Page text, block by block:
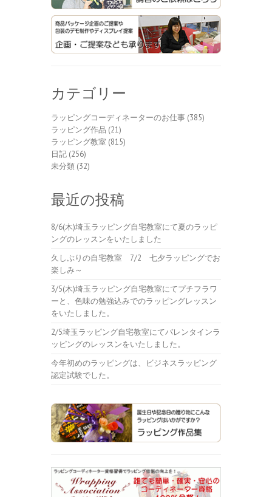
カテゴリー
ラッピングコーディネーターのお仕事 (385)
ラッピング作品 (21)
ラッピング教室 (815)
日記 (256)
未分類 (32)
最近の投稿
8/6(木)埼玉ラッピング自宅教室にて夏のラッピ
ングのレッスンをいたしました
久しぶりの自宅教室 7/2 七夕ラッピングでお
楽しみ～
3/5(木)埼玉ラッピング自宅教室にてプチフラワ
ーと、色味の勉強込みでのラッピングレッスン
をいたしました。
2/5埼玉ラッピング自宅教室にてバレンタインラ
ッピングのレッスンをいたしました。
今年初めのラッピングは、ビジネスラッピング
認定試験でした。